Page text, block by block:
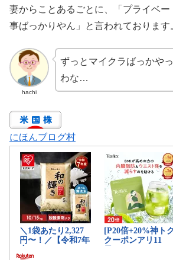
妻からことあるごとに、「プライベ
事ばっかりやん」と言われております
hachi
ずっとマイクラばっかや
わな…
にほんブログ村